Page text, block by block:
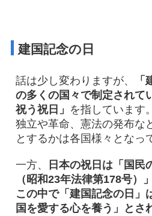
建国記念の日
話は少し変わりますが、
の多くの国々で制定されて
祝う祝日」 を指しています。
独立や革命、憲法の発布な
とするかは各国様々となっ
一方、
日本の祝日は「国民
（昭和23年法律第178号）
この中で「建国記念の日」
国を愛する心を養う」とさ